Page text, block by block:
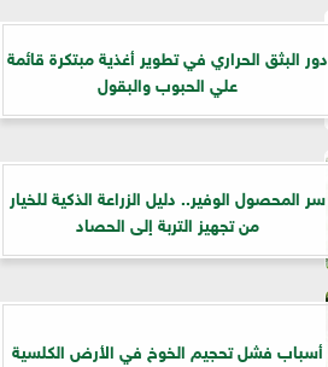
دور البثق الحراري في تطوير أغذية مبتكرة قائمة
علي الحبوب والبقول
سر المحصول الوفير.. دليل الزراعة الذكية للخيار
من تجهيز التربة إلى الحصاد
أسباب فشل تحجيم الخوخ في الأرض الكلسية